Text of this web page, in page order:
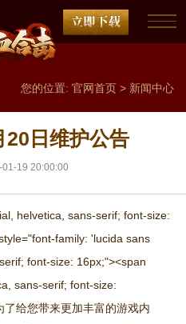
您的位置:官网首页 > 新闻中心
20日维护公告
19 20:00:00
helvetica, sans-serif; font-size:
family: 'lucida sans
font-size: 16px;"><span
sans-serif; font-size:
给您带来更加丰富的游戏内